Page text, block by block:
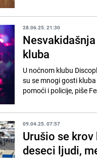
28.06.25. 21:30
kluba
U noćnom klubu
su se mnogi gosti
pomoći i policije, piše
09.04.25. 07:57
Urušio se
deseci ljudi,